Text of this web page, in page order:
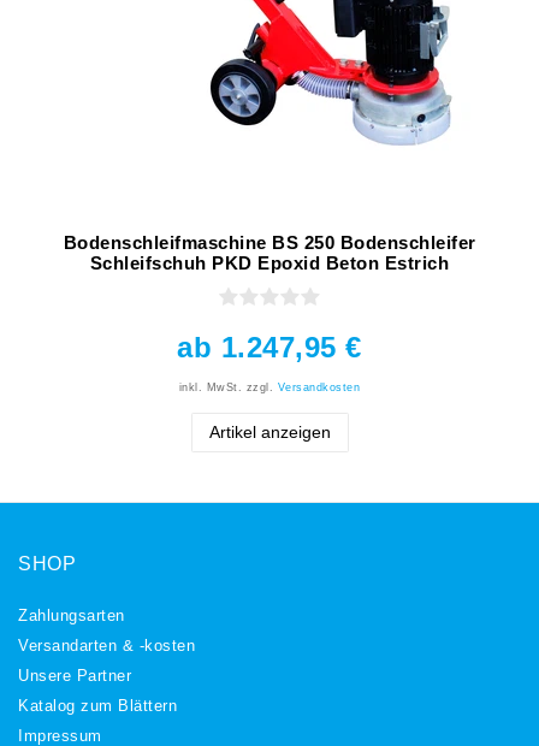
Bodenschleifmaschine BS 250 Bodenschleifer
Schleifschuh PKD Epoxid Beton Estrich
ab 1.247,95 €
inkl. MwSt. zzgl. Versandkosten
Artikel anzeigen
SHOP
Zahlungsarten
Versandarten & -kosten
Unsere Partner
Katalog zum Blättern
Impressum